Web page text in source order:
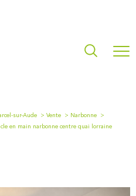
sur-Aude Vente
Narbonne
en main narbonne centre quai lorraine